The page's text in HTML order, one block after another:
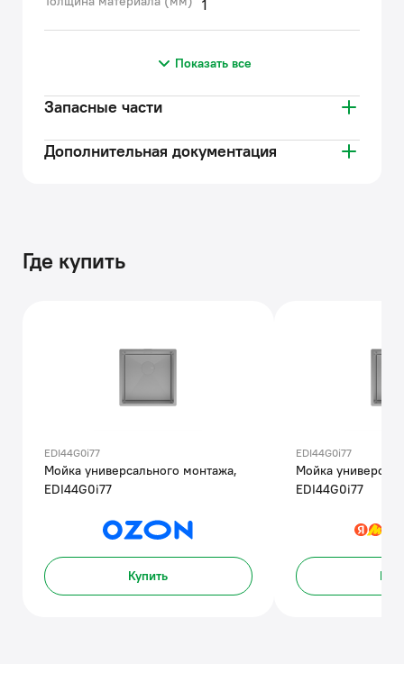
1
Показать все
Запасные части
Дополнительная документация
Где купить
EDI44G0i77
Мойка универсального монтажа,
EDI44G0i77
Купить
EDI44G0i77
Мойка
EDI44G0i77